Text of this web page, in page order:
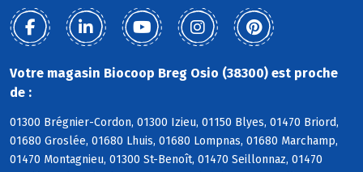
Votre magasin Biocoop Breg Osio (38300) est proche
de :
01300 Brégnier-Cordon, 01300 Izieu, 01150 Blyes, 01470 Briord,
01680 Groslée, 01680 Lhuis, 01680 Lompnas, 01680 Marchamp,
01470 Montagnieu, 01300 St-Benoît, 01470 Seillonnaz, 01470